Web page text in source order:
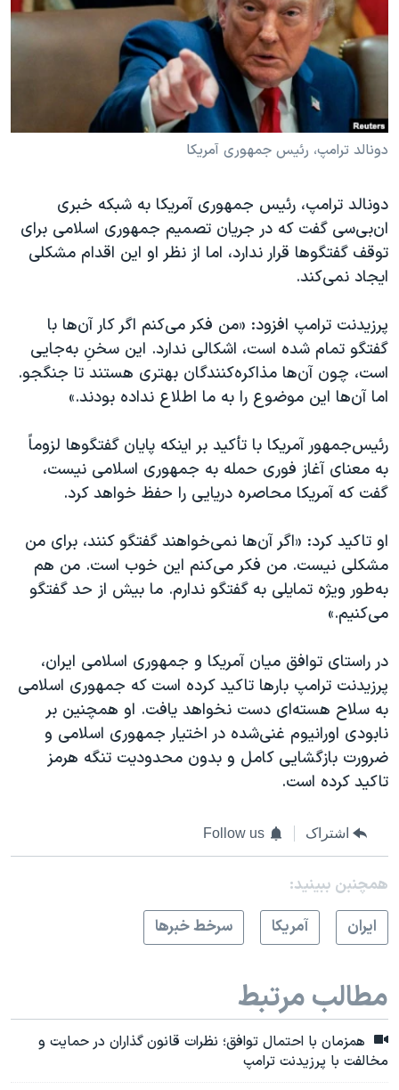
فرهنگ و زندگی
حقوق شهروندی
اقتصادی
علم و فناوری
اسرائیل در جنگ
آرشیو پخش زنده
مستندها
انتخابات ریاست جمهوری آمریکا ۲۰۲۴
حمله جمهوری اسلامی به اسرائیل
رمز مهسا
ورزش زنان در ایران
مجموعه مستندهای دادخواهی
تریبونال مردمی آبان ۹۸
دادگاه حمید نوری
قانون شفافیت دارائی کادر رهبری ایران
اعتراضات مردمی آبان ۹۸
اسرائیل در جنگ
نرگس محمدی برنده جایزه نوبل صلح
همایش محافظه‌کاران آمریکا «سی‌پک»
صفحه‌های ویژه
سفر پرزیدنت ترامپ به چین
دنبال کنید
زبانهای مختلف
دونالد ترامپ، رئیس جمهوری آمریکا
دونالد ترامپ، رئیس جمهوری آمریکا به شبکه خبری
ان‌بی‌سی گفت که در جریان تصمیم جمهوری اسلامی برای
توقف گفتگوها قرار ندارد، اما از نظر او این اقدام مشکلی
ایجاد نمی‌کند.
پرزیدنت ترامپ افزود: «من فکر می‌کنم اگر کار آن‌ها با
گفتگو تمام شده است، اشکالی ندارد. این سخنِ به‌جایی
است، چون آن‌ها مذاکره‌کنندگان بهتری هستند تا جنگجو.
اما آن‌ها این موضوع را به ما اطلاع نداده بودند.»
رئیس‌جمهور آمریکا با تأکید بر اینکه پایان گفتگوها لزوماً
به معنای آغاز فوری حمله به جمهوری اسلامی نیست،
گفت که آمریکا محاصره دریایی را حفظ خواهد کرد.
او تاکید کرد: «اگر آن‌ها نمی‌خواهند گفتگو کنند، برای من
مشکلی نیست. من فکر می‌کنم این خوب است. من هم
به‌طور ویژه تمایلی به گفتگو ندارم. ما بیش از حد گفتگو
می‌کنیم.»
در راستای توافق میان آمریکا و جمهوری اسلامی ایران،
پرزیدنت ترامپ بارها تاکید کرده است که جمهوری اسلامی
به سلاح هسته‌ای دست نخواهد یافت. او همچنین بر
نابودی اورانیوم غنی‌شده در اختیار جمهوری اسلامی و
ضرورت بازگشایی کامل و بدون محدودیت تنگه هرمز
تاکید کرده است.
اشتراک Follow us
همچنبن ببینید:
ايران
آمريکا سرخط خبرها
مطالب مرتبط
همزمان با احتمال توافق؛ نظرات قانون گذاران در حمایت و
مخالفت با پرزیدنت ترامپ